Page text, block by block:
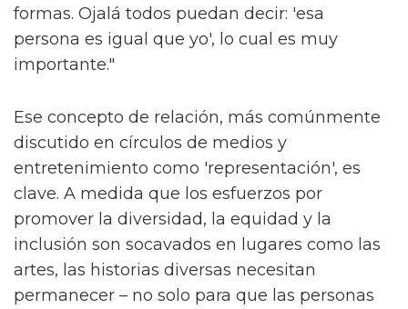
formas. Ojalá todos puedan decir: 'esa
persona es igual que yo', lo cual es muy
importante."
Ese concepto de relación, más comúnmente
discutido en círculos de medios y
entretenimiento como 'representación', es
clave. A medida que los esfuerzos por
promover la diversidad, la equidad y la
inclusión son socavados en lugares como las
artes, las historias diversas necesitan
permanecer – no solo para que las personas